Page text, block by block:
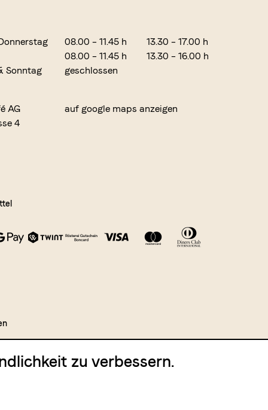
08.00 – 11.45 h
13.30 – 17.00 h
08.00 – 11.45 h
13.30 – 16.00 h
Sonntag
geschlossen
AG
4
auf google maps anzeigen
zu verbessern.